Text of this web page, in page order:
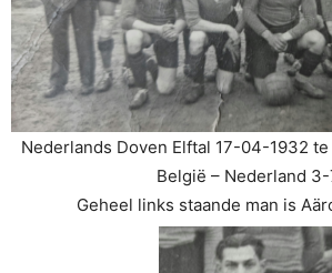
Nederlands Doven Elftal 17-04-1932
België – Nederland 3-
Geheel links staande man is